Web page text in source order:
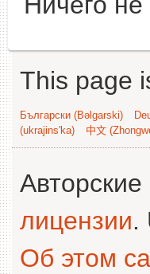
This page
Български (Bəlgarski)
(ukrajins'ka)
中文
лицензии.
Об этом